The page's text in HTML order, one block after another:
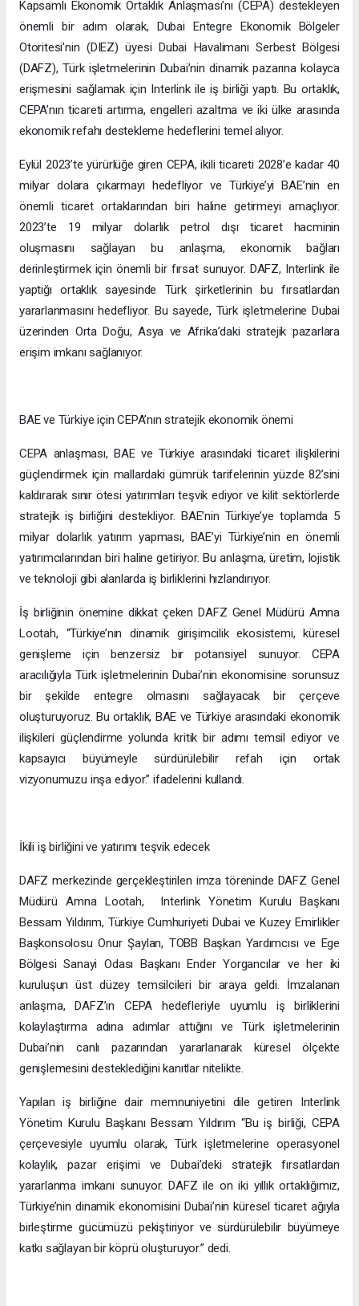
Kapsamlı Ekonomik Ortaklık Anlaşması’nı (CEPA) destekleyen
önemli bir adım olarak, Dubai Entegre Ekonomik Bölgeler
Otoritesi’nin (DIEZ) üyesi Dubai Havalimanı Serbest Bölgesi
(DAFZ), Türk işletmelerinin Dubai’nin dinamik pazarına kolayca
erişmesini sağlamak için Interlink ile iş birliği yaptı. Bu ortaklık,
CEPA’nın ticareti artırma, engelleri azaltma ve iki ülke arasında
ekonomik refahı destekleme hedeflerini temel alıyor.
Eylül 2023’te yürürlüğe giren CEPA, ikili ticareti 2028’e kadar 40
milyar dolara çıkarmayı hedefliyor ve Türkiye’yi BAE’nin en
önemli ticaret ortaklarından biri haline getirmeyi amaçlıyor.
2023’te 19 milyar dolarlık petrol dışı ticaret hacminin
oluşmasını sağlayan bu anlaşma, ekonomik bağları
derinleştirmek için önemli bir fırsat sunuyor. DAFZ, Interlink ile
yaptığı ortaklık sayesinde Türk şirketlerinin bu fırsatlardan
yararlanmasını hedefliyor. Bu sayede, Türk işletmelerine Dubai
üzerinden Orta Doğu, Asya ve Afrika’daki stratejik pazarlara
erişim imkanı sağlanıyor.
BAE ve Türkiye için CEPA’nın stratejik ekonomik önemi
CEPA anlaşması, BAE ve Türkiye arasındaki ticaret ilişkilerini
güçlendirmek için mallardaki gümrük tarifelerinin yüzde 82’sini
kaldırarak sınır ötesi yatırımları teşvik ediyor ve kilit sektörlerde
stratejik iş birliğini destekliyor. BAE’nin Türkiye’ye toplamda 5
milyar dolarlık yatırım yapması, BAE’yi Türkiye’nin en önemli
yatırımcılarından biri haline getiriyor. Bu anlaşma, üretim, lojistik
ve teknoloji gibi alanlarda iş birliklerini hızlandırıyor.
İş birliğinin önemine dikkat çeken DAFZ Genel Müdürü Amna
Lootah, “Türkiye’nin dinamik girişimcilik ekosistemi, küresel
genişleme için benzersiz bir potansiyel sunuyor. CEPA
aracılığıyla Türk işletmelerinin Dubai’nin ekonomisine sorunsuz
bir şekilde entegre olmasını sağlayacak bir çerçeve
oluşturuyoruz. Bu ortaklık, BAE ve Türkiye arasındaki ekonomik
ilişkileri güçlendirme yolunda kritik bir adımı temsil ediyor ve
kapsayıcı büyümeyle sürdürülebilir refah için ortak
vizyonumuzu inşa ediyor.” ifadelerini kullandı.
İkili iş birliğini ve yatırımı teşvik edecek
DAFZ merkezinde gerçekleştirilen imza töreninde DAFZ Genel
Müdürü Amna Lootah, Interlink Yönetim Kurulu Başkanı
Bessam Yıldırım, Türkiye Cumhuriyeti Dubai ve Kuzey Emirlikler
Başkonsolosu Onur Şaylan, TOBB Başkan Yardımcısı ve Ege
Bölgesi Sanayi Odası Başkanı Ender Yorgancılar ve her iki
kuruluşun üst düzey temsilcileri bir araya geldi. İmzalanan
anlaşma, DAFZ’ın CEPA hedefleriyle uyumlu iş birliklerini
kolaylaştırma adına adımlar attığını ve Türk işletmelerinin
Dubai’nin canlı pazarından yararlanarak küresel ölçekte
genişlemesini desteklediğini kanıtlar nitelikte.
Yapılan iş birliğine dair memnuniyetini dile getiren Interlink
Yönetim Kurulu Başkanı Bessam Yıldırım “Bu iş birliği, CEPA
çerçevesiyle uyumlu olarak, Türk işletmelerine operasyonel
kolaylık, pazar erişimi ve Dubai’deki stratejik fırsatlardan
yararlanma imkanı sunuyor. DAFZ ile on iki yıllık ortaklığımız,
Türkiye’nin dinamik ekonomisini Dubai’nin küresel ticaret ağıyla
birleştirme gücümüzü pekiştiriyor ve sürdürülebilir büyümeye
katkı sağlayan bir köprü oluşturuyor.” dedi.